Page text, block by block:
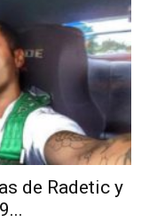
de Radetic y